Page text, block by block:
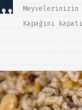
Meyvelerinizin
Kapağını